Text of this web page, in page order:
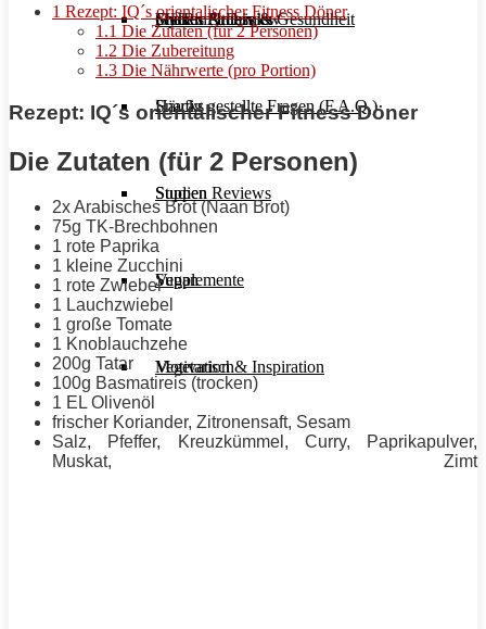
Frauen Fitness & Gesundheit
Häufig gestellte Fragen (F.A.Q.)
Studien Reviews
Supplemente
Motivation & Inspiration
Shakes & Drinks
Snacks
Suppen
Vegan
Vegetarisch
Gym im Interview
MHRx Archiv
1 Rezept: IQ´s orientalischer Fitness Döner
1.1 Die Zutaten (für 2 Personen)
1.2 Die Zubereitung
1.3 Die Nährwerte (pro Portion)
Rezept: IQ´s orientalischer Fitness Döner
Die Zutaten (für 2 Personen)
2x Arabisches Brot (Naan Brot)
75g TK-Brechbohnen
1 rote Paprika
1 kleine Zucchini
1 rote Zwiebel
1 Lauchzwiebel
1 große Tomate
1 Knoblauchzehe
200g Tatar
100g Basmatireis (trocken)
1 EL Olivenöl
frischer Koriander, Zitronensaft, Sesam
Salz, Pfeffer, Kreuzkümmel, Curry, Paprikapulver,
Muskat, Zimt